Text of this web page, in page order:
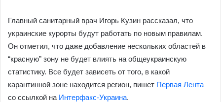
Главный санитарный врач Игорь Кузин рассказал, что
украинские курорты будут работать по новым правилам.
Он отметил, что даже добавление нескольких областей в
“красную” зону не будет влиять на общеукраинскую
статистику. Все будет зависеть от того, в какой
карантинной зоне находится регион, пишет Первая Лента
со ссылкой на Интерфакс-Украина.